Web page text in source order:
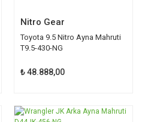
Nitro Gear
Toyota 9.5 Nitro Ayna Mahruti
T9.5-430-NG
₺ 48.888,00